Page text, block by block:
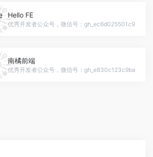
Hello FE
优秀开发者公众号，微信号：gh_ec6d025501c9
南橘前端
优秀开发者公众号，微信号：gh_e830c123c9ba